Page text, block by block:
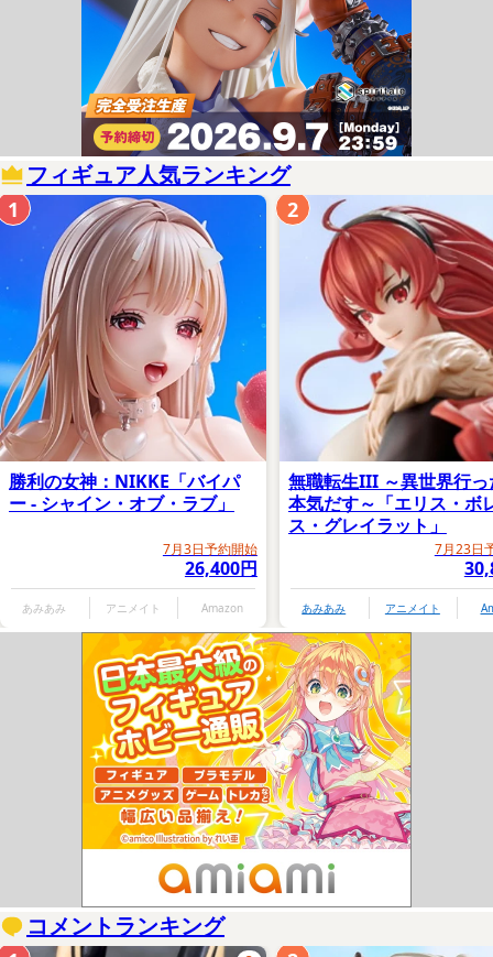
フィギュア人気ランキング
勝利の女神：NIKKE「バイパ
ー - シャイン・オブ・ラブ」
7月3日予約開始
26,400円
あみあみ アニメイト Amazon
1
無職転生III ～異世界行っ
本気だす～「エリス・ボ
ス・グレイラット」
7月23日
あみあみ アニメイト
2
コメントランキング